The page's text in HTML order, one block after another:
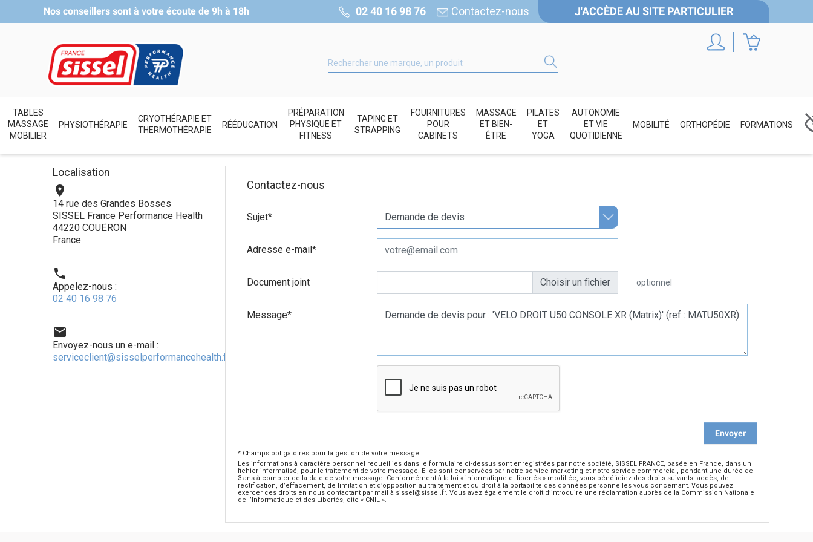
Nos conseillers sont à votre écoute de 9h à 18h 02 40 16 98 76 Contactez-nous J'ACCÈDE AU SITE PARTICULIER
TABLES
MASSAGE
MOBILIER
PHYSIOTHÉRAPIE
CRYOTHÉRAPIE ET
THERMOTHÉRAPIE
RÉÉDUCATION
PRÉPARATION
PHYSIQUE ET
FITNESS
TAPING ET
STRAPPING
FOURNITURES
POUR
CABINETS
MASSAGE
ET BIEN-
ÊTRE
PILATES
ET
YOGA
AUTONOMIE
ET VIE
QUOTIDIENNE
MOBILITÉ ORTHOPÉDIE FORMATIONS
Localisation

14 rue des Grandes Bosses
SISSEL France Performance Health
44220 COUËRON
France

Appelez-nous :
02 40 16 98 76

Envoyez-nous un e-mail :
serviceclient@sisselperformancehealth.fr
Contactez-nous
Sujet*
Adresse e-mail*
Document joint optionnel
Message*
* Champs obligatoires pour la gestion de votre message.
Les informations à caractère personnel recueillies dans le formulaire ci-dessus sont enregistrées par notre société, SISSEL FRANCE, basée en France, dans un
fichier informatisé, pour le traitement de votre message. Elles sont conservées par notre service marketing et notre service commercial, pendant une durée de
3 ans à compter de la date de votre message. Conformément à la loi « informatique et libertés » modifiée, vous bénéficiez des droits suivants: accès, de
rectification, d’effacement, de limitation et d’opposition au traitement et du droit à la portabilité des données personnelles vous concernant. Vous pouvez
exercer ces droits en nous contactant par mail à sissel@sissel.fr. Vous avez également le droit d’introduire une réclamation auprès de la Commission Nationale
de l’Informatique et des Libertés, dite « CNIL ».